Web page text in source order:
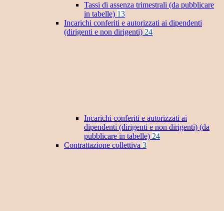
Tassi di assenza trimestrali (da pubblicare
in tabelle) 13
Incarichi conferiti e autorizzati ai dipendenti
(dirigenti e non dirigenti) 24
Incarichi conferiti e autorizzati ai
dipendenti (dirigenti e non dirigenti) (da
pubblicare in tabelle) 24
Contrattazione collettiva 3